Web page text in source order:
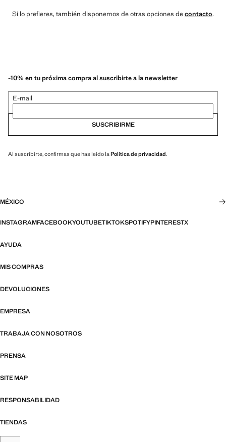
Si lo prefieres, también disponemos de otras opciones decontacto.
-10% en tu próxima compra al suscribirte a la newsletter
E-mail
SUSCRIBIRME
Al suscribirte, confirmas que has leído la Política de privacidad.
MÉXICO
INSTAGRAMFACEBOOKYOUTUBETIKTOKSPOTIFYPINTERESTX
AYUDA
MIS COMPRAS
DEVOLUCIONES
EMPRESA
TRABAJA CON NOSOTROS
PRENSA
SITE MAP
RESPONSABILIDAD
TIENDAS